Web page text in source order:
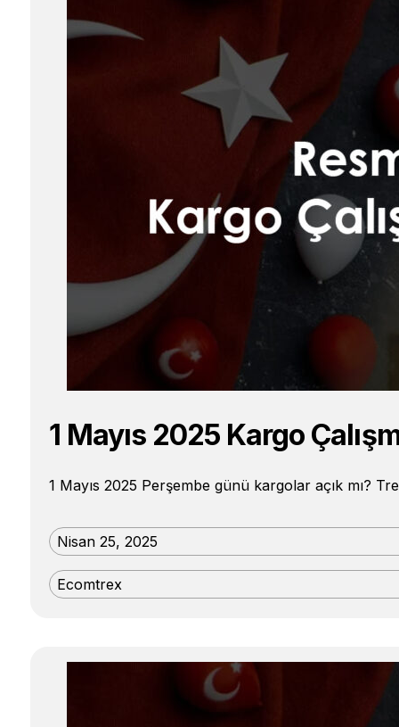
1 Mayıs 2025 Kargo
1 Mayıs 2025 Perşembe günü kargolar açık mı?
Nisan 25, 2025
Ecomtrex